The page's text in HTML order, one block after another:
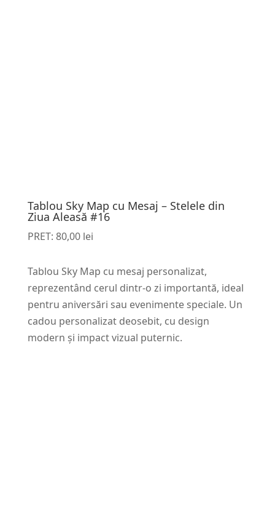
Tablou Sky Map cu Mesaj – Stelele din
Ziua Aleasă #16
PRET: 80,00 lei
Tablou Sky Map cu mesaj personalizat,
reprezentând cerul dintr-o zi importantă, ideal
pentru aniversări sau evenimente speciale. Un
cadou personalizat deosebit, cu design
modern și impact vizual puternic.